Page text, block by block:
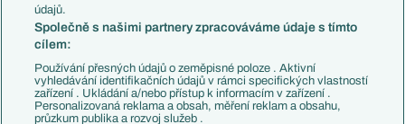
Chelsea FC
Manchester United
AC Milán
Juventus FC
Bayern Mnichov
FC Barcelona
Real Madrid
údajů.
Společně s našimi partnery zpracováváme údaje s tímto
cílem:
Používání přesných údajů o zeměpisné poloze . Aktivní
vyhledávání identifikačních údajů v rámci specifických vlastností
zařízení . Ukládání a/nebo přístup k informacím v zařízení .
Personalizovaná reklama a obsah, měření reklam a obsahu,
průzkum publika a rozvoj služeb .